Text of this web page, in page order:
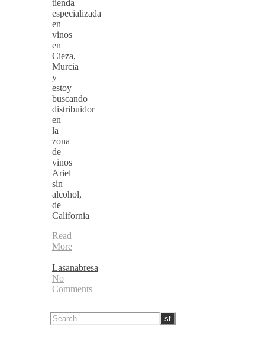
tienda
especializada
en
vinos
en
Cieza,
Murcia
y
estoy
buscando
distribuidor
en
la
zona
de
vinos
Ariel
sin
alcohol,
de
California
Read
More
Lasanabresa
No
Comments